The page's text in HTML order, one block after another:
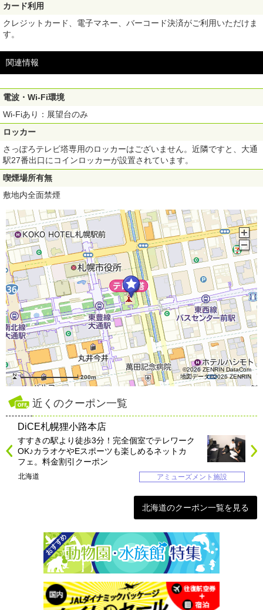
カード利用
クレジットカード、電子マネー、バーコード決済がご利用いただけま
す。
関連情報
電波・Wi-Fi環境
Wi-Fiあり：展望台のみ
ロッカー
さっぽろテレビ塔専用のロッカーはございません。近隣ですと、大通
駅27番出口にコインロッカーが設置されています。
喫煙場所有無
敷地内全面禁煙
200m
©2026 ZENRIN DataCom
地図データ©2026 ZENRIN
近くのクーポン一覧
DiCE札幌狸小路本店
すすきの駅より徒歩3分！完全個室でテレワーク
OK♪カラオケやEスポーツも楽しめるネットカ
フェ。料金割引クーポン
北海道 アミューズメント施設
北海道のクーポン一覧を見る